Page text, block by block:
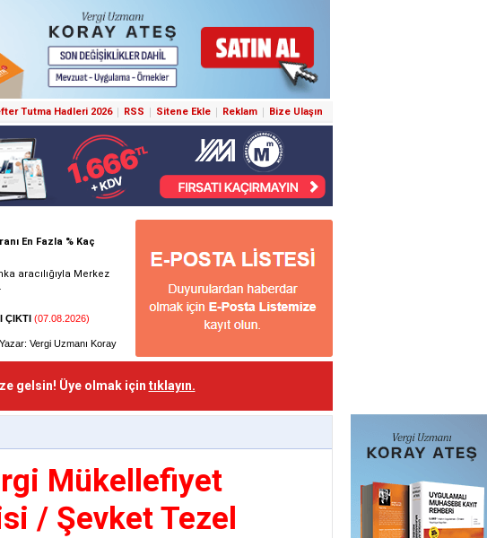
Tutma Hadleri 2026 RSS Sitene Ekle Reklam Bize Ulaşın
gelsin! Üye olmak için tıklayın.
Mükellefiyet
/ Şevket Tezel